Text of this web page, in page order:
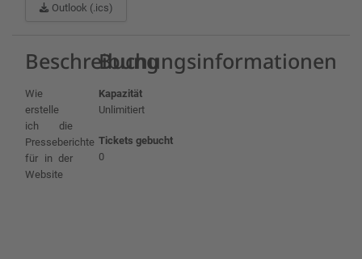
Outlook (.ics)
Beschreibung
Wie
erstelle
ich die
Presseberichte
für in der
Website
Buchungsinformationen
Kapazität
Unlimitiert
Tickets gebucht
0